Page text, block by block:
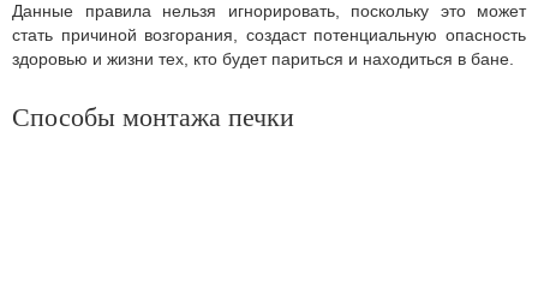
Данные правила нельзя игнорировать, поскольку это может
стать причиной возгорания, создаст потенциальную опасность
здоровью и жизни тех, кто будет париться и находиться в бане.
Способы монтажа печки